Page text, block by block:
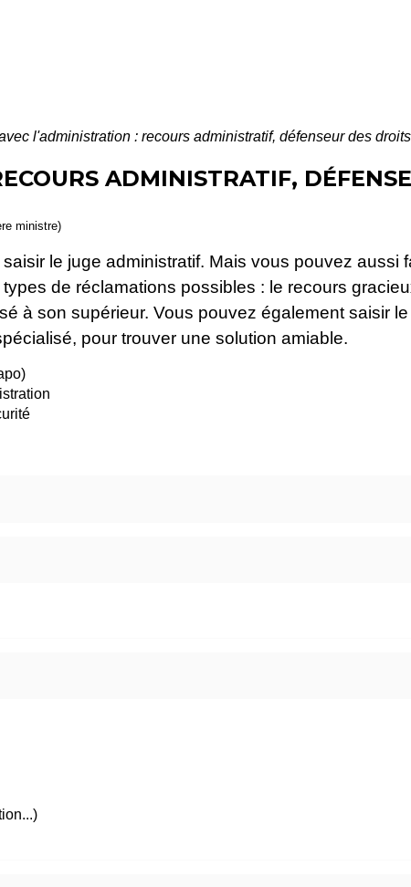
l'administration : recours administratif, défenseur des droits
ADMINISTRATIF,
ministre)
le juge administratif. Mais vous pouvez aussi
de réclamations possibles : le recours
à son supérieur. Vous pouvez également saisir
pour trouver une solution amiable.